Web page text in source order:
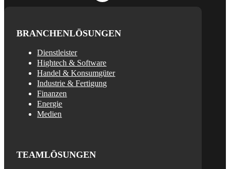
BRANCHENLÖSUNGEN
Dienstleister
Hightech & Software
Handel & Konsumgüter
Industrie & Fertigung
Finanzen
Energie
Medien
TEAMLÖSUNGEN